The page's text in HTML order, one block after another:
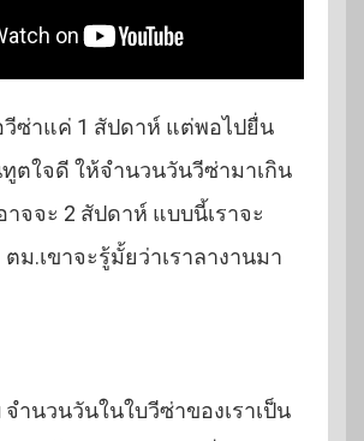
ซ่าแค่ 1 สัปดาห์ แต่พอไปยื่น
ตใจดี ให้จำนวนวันวีซ่ามาเกิน
จจะ 2 สัปดาห์ แบบนี้เราจะ
ม.เขาจะรู้มั้ยว่าเราลางานมา
ำนวนวันในใบวีซ่าของเราเป็น